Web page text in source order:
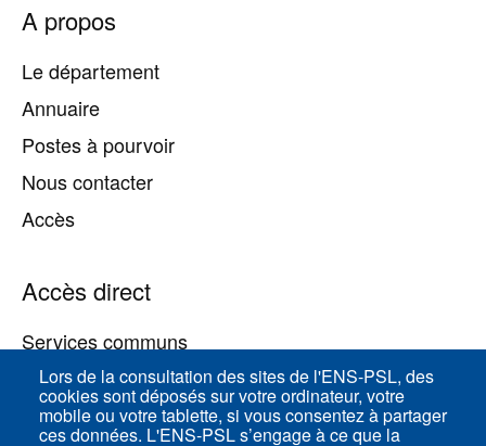
Lors de la consultation des sites de l'ENS-PSL, des
cookies sont déposés sur votre ordinateur, votre
mobile ou votre tablette, si vous consentez à partager
ces données. L'ENS-PSL s’engage à ce que la
Pied
de
A propos
Le département
Annuaire
Postes à pourvoir
Nous contacter
Accès
Accès direct
Services communs
ENS-PSL Physique